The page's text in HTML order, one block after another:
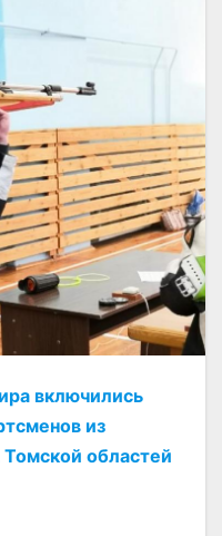
включились
из
областей